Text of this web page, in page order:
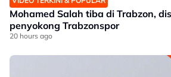
Mohamed Salah tiba di Trabzon,
penyokong Trabzonspor
20 hours ago